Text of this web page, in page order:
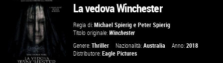
La vedova Winchester
Regia di:Michael Spierig ePeter Spierig
Titolo originale: Winchester
Genere:Thriller Nazionalità:Australia Anno:2018
Distributore:Eagle Pictures